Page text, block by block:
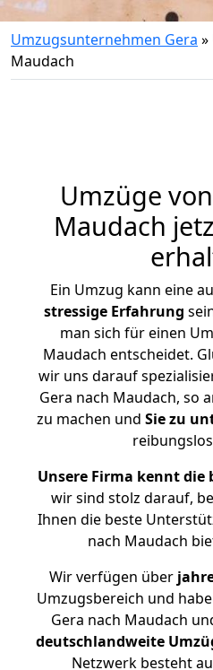
Umzugsunternehmen Gera »
Maudach
Umzüge
Maudach
Ein Umzug kann eine
stressige Erfahrung
man sich für einen
Maudach entscheidet.
wir uns darauf
Gera nach Maudach, so
zu machen und Sie zu
Unsere Firma kennt die
wir sind stolz darauf,
Ihnen die beste
nach Maudach
Wir verfügen über
Umzugsbereich und
Gera nach Maudach
deutschlandweite
Netzwerk besteht